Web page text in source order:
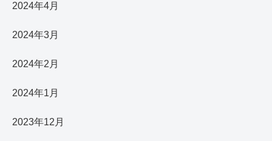
2024年4月
2024年3月
2024年2月
2024年1月
2023年12月